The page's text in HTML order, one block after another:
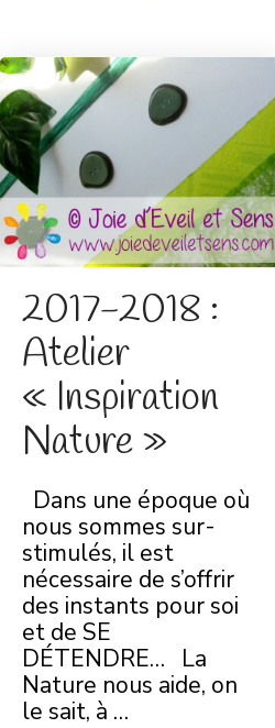
2017-2018 :
Atelier
« Inspiration
Nature »
Dans une époque où
nous sommes sur-
stimulés, il est
nécessaire de s’offrir
des instants pour soi
et de SE
DÉTENDRE… La
Nature nous aide, on
le sait, à …